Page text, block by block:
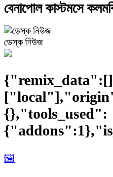
বেনাপোল কাস্টমসে
ডেস্ক নিউজ
{},"tools_used":
🖼️